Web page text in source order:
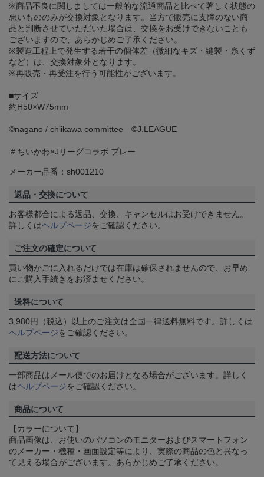
※商品不良に関しましては一般的な流通商品と比べて著しく状態の
悪いもののみが交換対象となります。当方で販売に支障のない商
品と判断させていただいた場合は、交換をお受けできないことも
ございますので、あらかじめご了承ください。
※製造工程上で発生する若干の個体差（微細なキズ・縫製・糸くず
など）は、交換対象外となります。
※再販売・再受注を行う可能性がございます。
■サイズ
約H50×W75mm
©️nagano / chiikawa committee ©J.LEAGUE
＃ちいかわ×Jリーグコラボ プレー
メーカー品番：sh001210
返品・交換について
お客様都合による返品、交換、キャンセルはお受けできません。
詳しくはヘルプページをご確認ください。
ご注文の確定について
買い物かごに入れるだけでは在庫は確保されませんので、お早め
にご購入手続きをお済ませください。
送料について
3,980円（税込）以上のご注文は全国一律送料無料です。詳しくは
ヘルプページをご確認ください。
配送方法について
一部商品はメール便でのお届けとなる場合がございます。詳しく
はヘルプページをご確認ください。
商品について
【カラーについて】
商品画像は、お使いのパソコンのモニターおよびスマートフォン
のメーカー・機種・画面設定等により、実際の商品の色と異なっ
て見える場合がございます。あらかじめご了承ください。